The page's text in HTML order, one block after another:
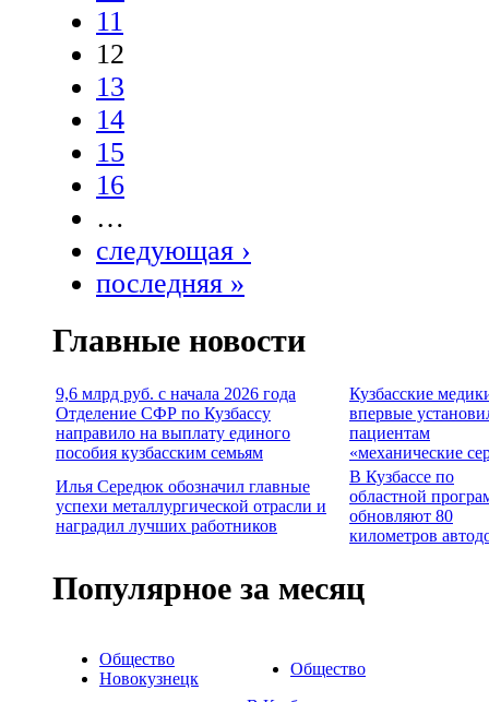
11
12
13
14
15
16
…
следующая ›
последняя »
Главные новости
9,6 млрд руб. с начала 2026 года
Отделение СФР по Кузбассу
направило на выплату единого
пособия кузбасским семьям
Кузбасские
впервые
пациентам
«механические
Илья Середюк обозначил главные
успехи металлургической отрасли и
наградил лучших работников
В Кузбассе по
областной
обновляют 80
километров
Популярное за месяц
Общество
Новокузнецк
Общество